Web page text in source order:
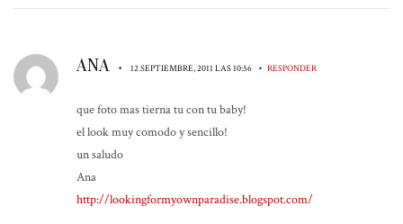
ANA • 12 SEPTIEMBRE, 2011 LAS 10:56 • RESPONDER
que foto mas tierna tu con tu baby!
el look muy comodo y sencillo!
un saludo
Ana
http://lookingformyownparadise.blogspot.com/